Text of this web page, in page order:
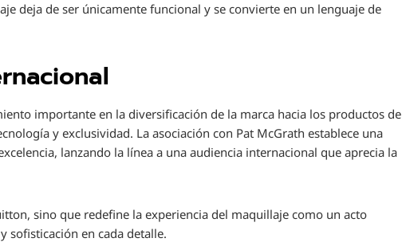
deja de ser únicamente funcional y se convierte en un lenguaje de
importante en la diversificación de la marca hacia los productos de
y exclusividad. La asociación con Pat McGrath establece una
lanzando la línea a una audiencia internacional que aprecia la
sino que redefine la experiencia del maquillaje como un acto
sofisticación en cada detalle.